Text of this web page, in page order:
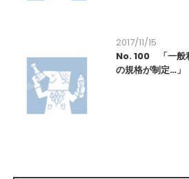
2017/11/15
No. 100 「一般
の規格が制定…」